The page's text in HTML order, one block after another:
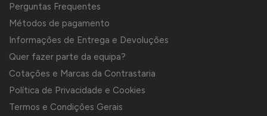
Perguntas Frequentes
Métodos de pagamento
Informações de Entrega e Devoluções
Quer fazer parte da equipa?
Cotações e Marcas da Contrastaria
Política de Privacidade e Cookies
Termos e Condições Gerais